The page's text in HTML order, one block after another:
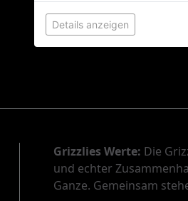
Grizzlies Werte: Die
und echter
Ganze. Gemeinsam
Details anzeigen